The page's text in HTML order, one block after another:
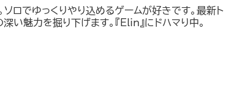
ソロでゆっくりやり込めるゲームが好きです。最新ト
い魅力を掘り下げます。『Elin』にドハマり中。